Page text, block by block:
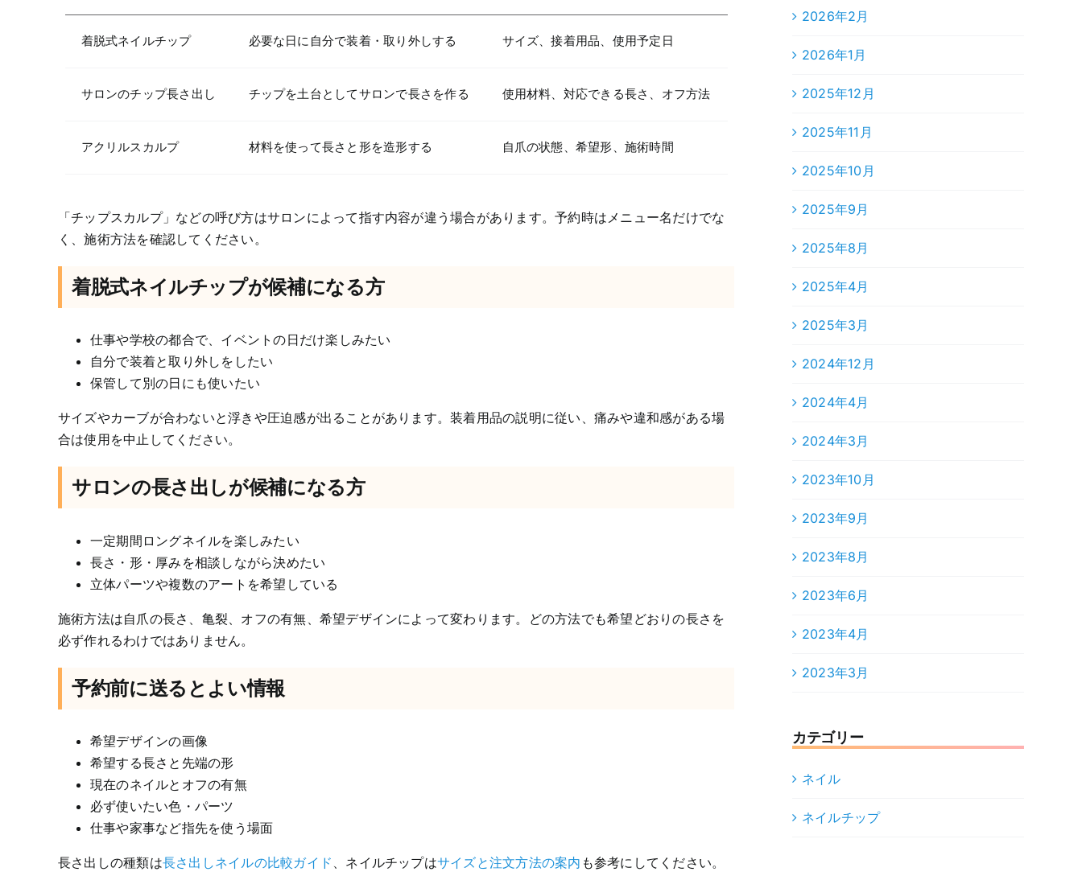
着脱式ネイルチップ 必要な日に自分で装着・取り外しする サイズ、接着用品、使用予定日
サロンのチップ長さ出し チップを土台としてサロンで長さを作る 使用材料、対応できる長さ、オフ方法
アクリルスカルプ 材料を使って長さと形を造形する 自爪の状態、希望形、施術時間
「チップスカルプ」などの呼び方はサロンによって指す内容が違う場合があります。予約時はメニュー名だけでな
く、施術方法を確認してください。
着脱式ネイルチップが候補になる方
仕事や学校の都合で、イベントの日だけ楽しみたい
自分で装着と取り外しをしたい
保管して別の日にも使いたい
サイズやカーブが合わないと浮きや圧迫感が出ることがあります。装着用品の説明に従い、痛みや違和感がある場
合は使用を中止してください。
サロンの長さ出しが候補になる方
一定期間ロングネイルを楽しみたい
長さ・形・厚みを相談しながら決めたい
立体パーツや複数のアートを希望している
施術方法は自爪の長さ、亀裂、オフの有無、希望デザインによって変わります。どの方法でも希望どおりの長さを
必ず作れるわけではありません。
予約前に送るとよい情報
希望デザインの画像
希望する長さと先端の形
現在のネイルとオフの有無
必ず使いたい色・パーツ
仕事や家事など指先を使う場面
長さ出しの種類は長さ出しネイルの比較ガイド 、ネイルチップはサイズと注文方法の案内 も参考にしてください。
2026年2月
2026年1月
2025年12月
2025年11月
2025年10月
2025年9月
2025年8月
2025年4月
2025年3月
2024年12月
2024年4月
2024年3月
2023年10月
2023年9月
2023年8月
2023年6月
2023年4月
2023年3月
カテゴリー
ネイル
ネイルチップ